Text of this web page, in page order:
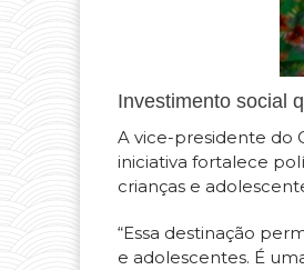
Investimento social
A vice-presidente do
iniciativa fortalece
crianças e
“Essa destinação
e adolescentes. É